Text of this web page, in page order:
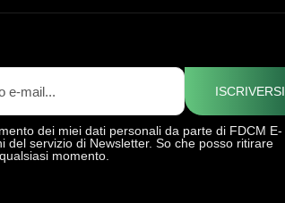
dei miei dati personali da parte di FDCM E-
del servizio di Newsletter. So che posso ritirare
momento.
ISCRIVERSI